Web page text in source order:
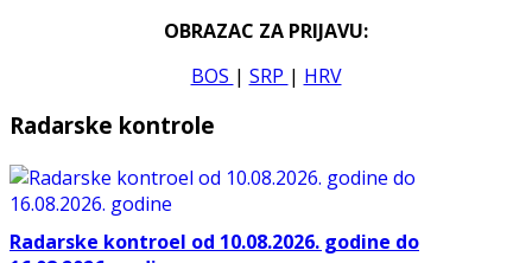
OBRAZAC ZA PRIJAVU:
BOS | SRP | HRV
Radarske kontrole
Radarske kontroel od 10.08.2026. godine do